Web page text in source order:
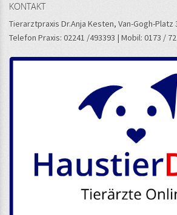
KONTAKT
Tierarztpraxis Dr.Anja Kesten, Van-Gogh-Platz
Telefon Praxis: 02241 /493393 | Mobil: 0173 /